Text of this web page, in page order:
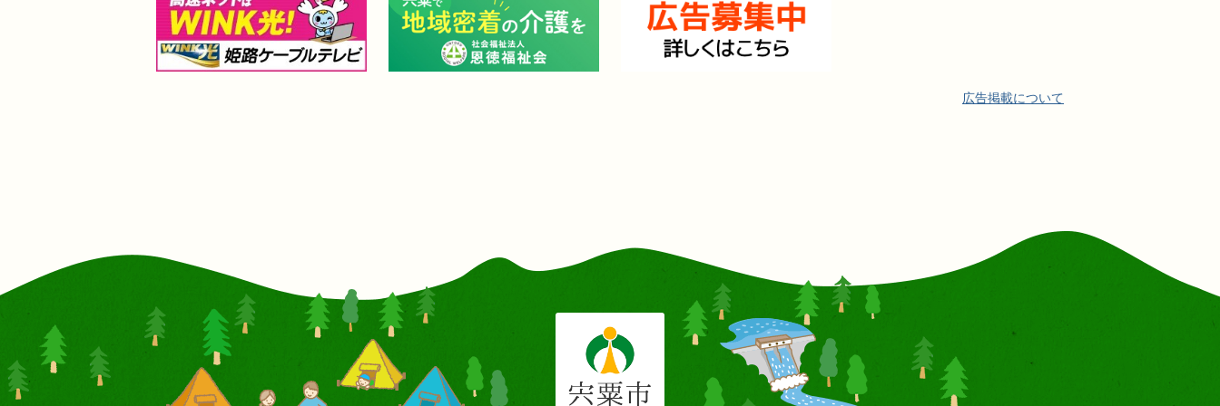
広告掲載について